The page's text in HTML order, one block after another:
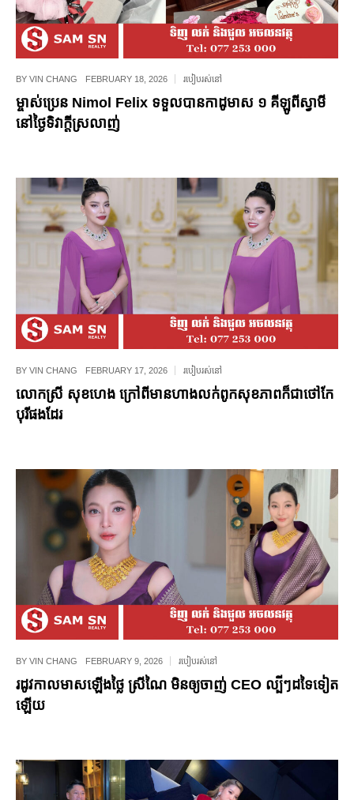
BY VIN CHANG FEBRUARY 18, 2026 របៀបរស់នៅ
ម្ចាស់ប្រេន Nimol Felix ទទួលបានកាដូមាស ១ គីឡូពីស្វាមី
នៅថ្ងៃទិវាក្ដីស្រលាញ់
BY VIN CHANG FEBRUARY 17, 2026 របៀបរស់នៅ
លោកស្រី សុខហេង ក្រៅពីមានហាងលក់ពូកសុខភាពក៏ជាថៅកែ
បុរីផងដែរ
BY VIN CHANG FEBRUARY 9, 2026 របៀបរស់នៅ
រដូវកាលមាសឡើងថ្លៃ ស្រីណៃ មិនឲ្យចាញ់ CEO ល្បីៗដទៃទៀត
ឡើយ